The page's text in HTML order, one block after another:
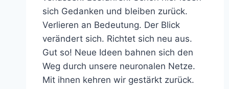
sich Gedanken und bleiben zurück.
Verlieren an Bedeutung. Der Blick
verändert sich. Richtet sich neu aus.
Gut so! Neue Ideen bahnen sich den
Weg durch unsere neuronalen Netze.
Mit ihnen kehren wir gestärkt zurück.